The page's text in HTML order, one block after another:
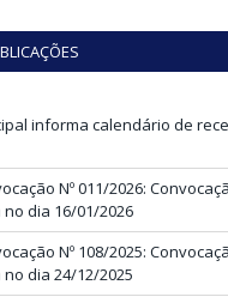
informa calendário de
Nº 011/2026:
dia 16/01/2026
Nº 108/2025:
dia 24/12/2025